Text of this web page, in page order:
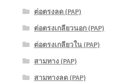
ต่อตรงลด (PAP)
ต่อตรงเกลียวนอก (PAP)
ต่อตรงเกลียวใน (PAP)
สามทาง (PAP)
สามทางลด (PAP)